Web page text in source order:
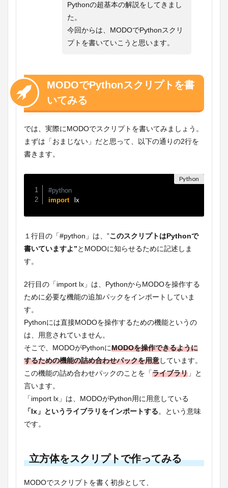
Pythonの超基本の解説をしてきまし
た。
今回からは、MODOでPythonスクリ
プトを書いていこうと思います。
MODOでPythonスクリプトを書
いてみる
では、実際にMODOでスクリプトを書いてみましょう。
まずは「おまじない」だと思って、以下の通りの2行を
書きます。
#python
import lx
１行目の「#python」は、”このスクリプトはPythonで
書いていますよ”とMODOに知らせるために記述しま
す。
2行目の「import lx」は、PythonからMODOを操作する
ために必要な機能の追加パックをインポートしていま
す。
Pythonには直接MODOを操作するための機能というの
は、用意されていません。
そこで、MODOがPythonにMODOを操作できるように
するための機能の詰め合わせパックを用意しています。
この機能の詰め合わせパックのことを「ライブラリ 」と
言います。
「import lx」は、MODOがPython用に用意している
「lx」というライブラリをインポートする。という意味
です。
立方体をスクリプトで作ってみる
MODOでスクリプトを書く初歩として、